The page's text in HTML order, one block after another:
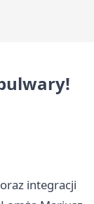
integracji